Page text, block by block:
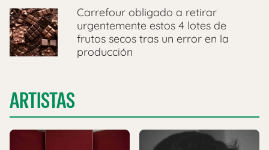
Carrefour obligado a retirar
urgentemente estos 4 lotes de
frutos secos tras un error en la
producción
ARTISTAS